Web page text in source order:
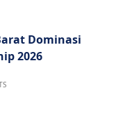
Dominasi
2026